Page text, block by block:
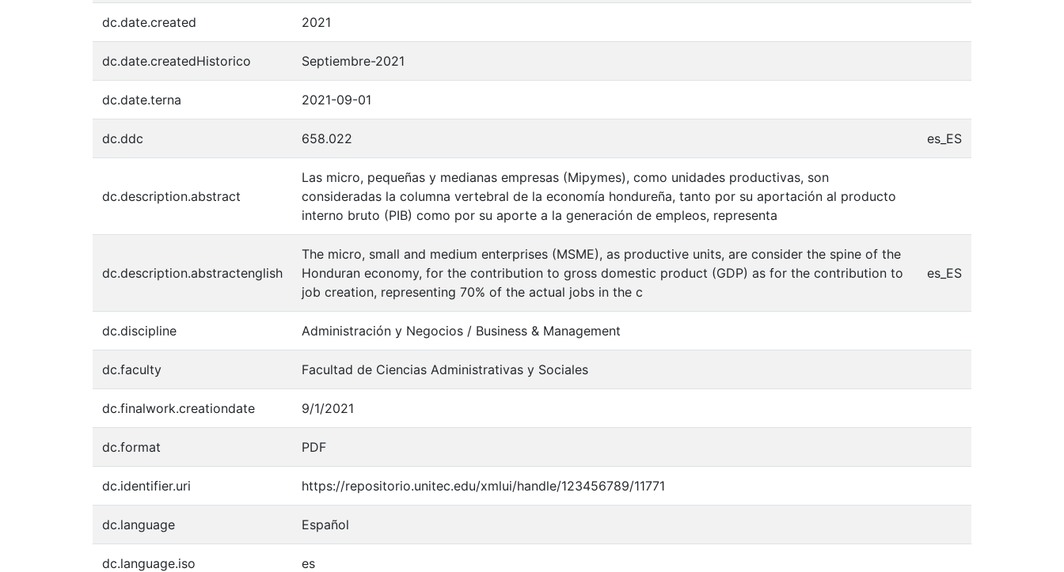
dc.date.created 2021
dc.date.createdHistorico Septiembre-2021
dc.date.terna 2021-09-01
dc.ddc 658.022 es_ES
dc.description.abstract
Las micro, pequeñas y medianas empresas (Mipymes), como unidades productivas, son
consideradas la columna vertebral de la economía hondureña, tanto por su aportación al producto
interno bruto (PIB) como por su aporte a la generación de empleos, representa
dc.description.abstractenglish
The micro, small and medium enterprises (MSME), as productive units, are consider the spine of the
Honduran economy, for the contribution to gross domestic product (GDP) as for the contribution to
job creation, representing 70% of the actual jobs in the c
es_ES
dc.discipline Administración y Negocios / Business & Management
dc.faculty Facultad de Ciencias Administrativas y Sociales
dc.finalwork.creationdate 9/1/2021
dc.format PDF
dc.identifier.uri https://repositorio.unitec.edu/xmlui/handle/123456789/11771
dc.language Español
dc.language.iso es